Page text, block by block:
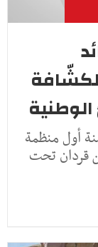
صغيرا وأبلغ من العمر 11 سنة أول منظمة
قردان تحت